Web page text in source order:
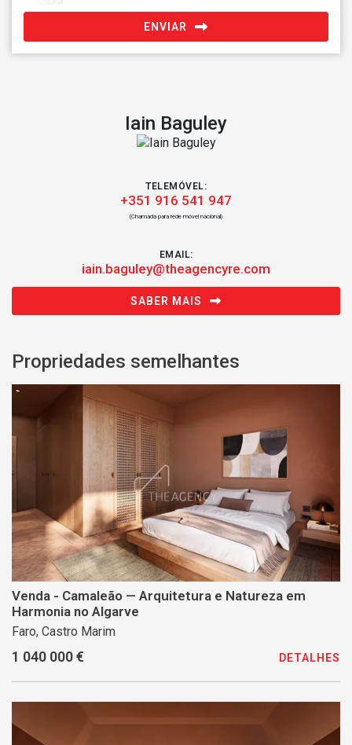
ENVIAR
Iain Baguley
TELEMÓVEL:
+351 916 541 947
(Chamada para rede móvel nacional)
EMAIL:
iain.baguley@theagencyre.com
SABER MAIS
Propriedades semelhantes
Venda - Camaleão — Arquitetura e Natureza em
Harmonia no Algarve
Faro, Castro Marim
1 040 000 € DETALHES